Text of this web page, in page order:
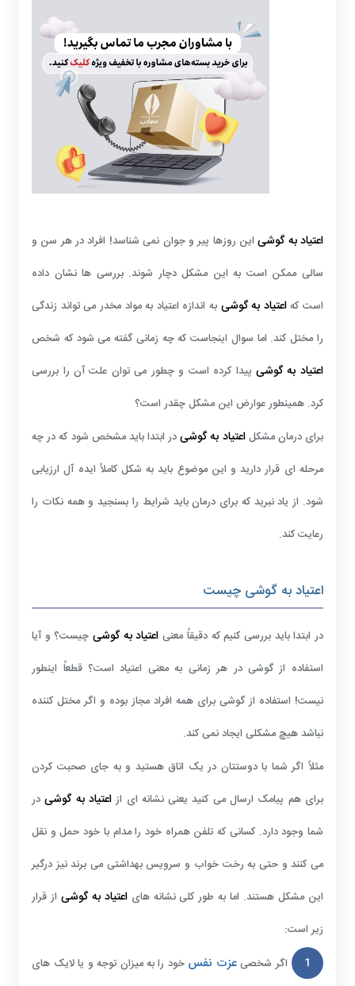
اعتیاد به گوشیاین روزها پیر و جوان نمی شناسد! افراد در هر سن و
سالی ممکن است به این مشکل دچار شوند. بررسی ها نشان داده
است کهاعتیاد به گوشی به اندازه اعتیاد به مواد مخدر می تواند زندگی
را مختل کند. اما سوال اینجاست که چه زمانی گفته می شود که شخص
اعتیاد به گوشیپیدا کرده است و چطور می توان علت آن را بررسی
کرد. همینطور عوارض این مشکل چقدر است؟
برای درمان مشکلاعتیاد به گوشیدر ابتدا باید مشخص شود که در چه
مرحله ای قرار دارید و این موضوع باید به شکل کاملاً ایده آل ارزیابی
شود. از یاد نبرید که برای درمان باید شرایط را بسنجید و همه نکات را
رعایت کند.
اعتیاد به گوشی چیست
در ابتدا باید بررسی کنیم که دقیقاً معنی اعتیاد به گوشیچیست؟ و آیا
استفاده از گوشی در هر زمانی به معنی اعتیاد است؟ قطعاً اینطور
نیست! استفاده از گوشی برای همه افراد مجاز بوده و اگر مختل کننده
نباشد هیچ مشکلی ایجاد نمی کند.
مثلاً اگر شما با دوستتان در یک اتاق هستید و به جای صحبت کردن
برای هم پیامک ارسال می کنید یعنی نشانه ای ازاعتیاد به گوشیدر
شما وجود دارد. کسانی که تلفن همراه خود را مدام با خود حمل و نقل
می کنند و حتی به رخت خواب و سرویس بهداشتی می برند نیز درگیر
این مشکل هستند. اما به طور کلی نشانه هایاعتیاد به گوشی از قرار
زیر است:
1
اگر شخصی عزت نفس خود را به میزان توجه و یا لایک های